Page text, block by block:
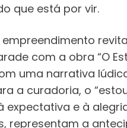
que está por vir.
com a obra “O
uma narrativa
a curadoria, o
e à
representam a